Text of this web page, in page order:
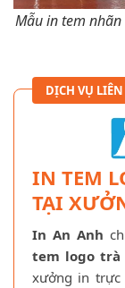
Mẫu in tem
DỊCH VỤ
IN TEM
TẠI
In An Anh
tem logo trà
xưởng in trực